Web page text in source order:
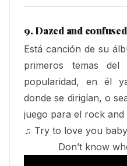
9. Dazed and confused
Está canción de su
primeros temas
popularidad, en él
donde se dirigían, o
juego para el rock and
♫ Try to love you
Don’t know